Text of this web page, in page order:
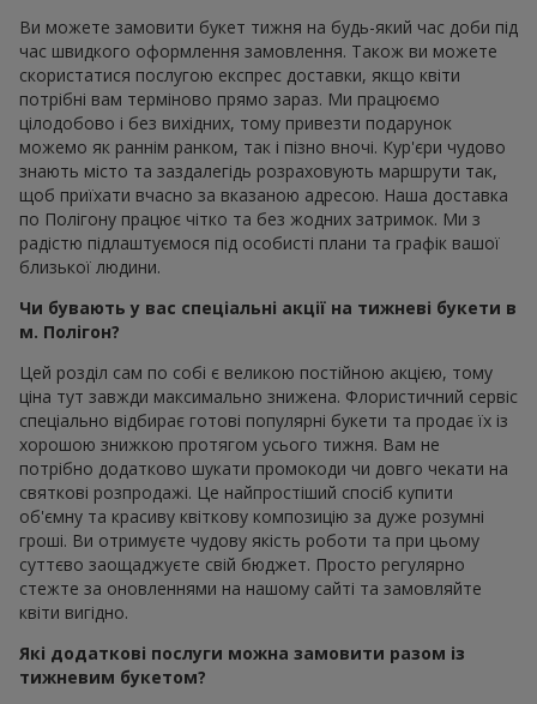
Ви можете замовити букет тижня на будь-який час доби під
час швидкого оформлення замовлення. Також ви можете
скористатися послугою експрес доставки, якщо квіти
потрібні вам терміново прямо зараз. Ми працюємо
цілодобово і без вихідних, тому привезти подарунок
можемо як раннім ранком, так і пізно вночі. Кур'єри чудово
знають місто та заздалегідь розраховують маршрути так,
щоб приїхати вчасно за вказаною адресою. Наша доставка
по Полігону працює чітко та без жодних затримок. Ми з
радістю підлаштуємося під особисті плани та графік вашої
близької людини.
Чи бувають у вас спеціальні акції на тижневі букети в
м. Полігон?
Цей розділ сам по собі є великою постійною акцією, тому
ціна тут завжди максимально знижена. Флористичний сервіс
спеціально відбирає готові популярні букети та продає їх із
хорошою знижкою протягом усього тижня. Вам не
потрібно додатково шукати промокоди чи довго чекати на
святкові розпродажі. Це найпростіший спосіб купити
об'ємну та красиву квіткову композицію за дуже розумні
гроші. Ви отримуєте чудову якість роботи та при цьому
суттєво заощаджуєте свій бюджет. Просто регулярно
стежте за оновленнями на нашому сайті та замовляйте
квіти вигідно.
Які додаткові послуги можна замовити разом із
тижневим букетом?